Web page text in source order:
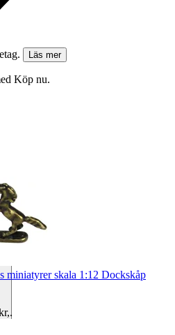
Läs mer
Köp nu.
miniatyrer skala 1:12 Dockskåp
,.